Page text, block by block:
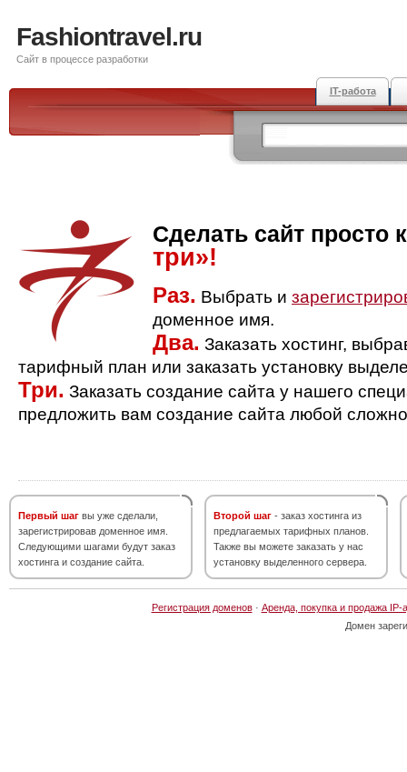
Fashiontravel.ru
Сайт в процессе разработки
IT-работа
Сделать сайт просто
три»!
Раз. Выбрать и
доменное имя.
Два. Заказать хостинг,
тарифный план или заказать установку
Три. Заказать создание сайта у нашего
предложить вам создание сайта любой
Первый шаг вы уже сделали,
зарегистрировав доменное имя.
Следующими шагами будут заказ
хостинга и создание сайта.
Второй шаг - заказ хостинга из
предлагаемых тарифных планов.
Также вы можете заказать у нас
установку выделенного сервера.
Регистрация доменов· Аренда, покупка и продажа IP-
Домен